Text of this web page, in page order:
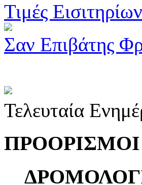
Τιμές Εισιτηρίων
Σαν Επιβάτης
Τελευταία
ΠΡΟΟΡΙΣΜΟΙ